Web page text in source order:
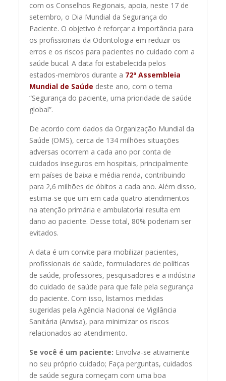
com os Conselhos Regionais, apoia, neste 17 de
setembro, o Dia Mundial da Segurança do
Paciente. O objetivo é reforçar a importância para
os profissionais da Odontologia em reduzir os
erros e os riscos para pacientes no cuidado com a
saúde bucal. A data foi estabelecida pelos
estados-membros durante a 72ª Assembleia
Mundial de Saúde deste ano, com o tema
“Segurança do paciente, uma prioridade de saúde
global”.
De acordo com dados da Organização Mundial da
Saúde (OMS), cerca de 134 milhões situações
adversas ocorrem a cada ano por conta de
cuidados inseguros em hospitais, principalmente
em países de baixa e média renda, contribuindo
para 2,6 milhões de óbitos a cada ano. Além disso,
estima-se que um em cada quatro atendimentos
na atenção primária e ambulatorial resulta em
dano ao paciente. Desse total, 80% poderiam ser
evitados.
A data é um convite para mobilizar pacientes,
profissionais de saúde, formuladores de políticas
de saúde, professores, pesquisadores e a indústria
do cuidado de saúde para que fale pela segurança
do paciente. Com isso, listamos medidas
sugeridas pela Agência Nacional de Vigilância
Sanitária (Anvisa), para minimizar os riscos
relacionados ao atendimento.
Se você é um paciente: Envolva-se ativamente
no seu próprio cuidado; Faça perguntas, cuidados
de saúde segura começam com uma boa